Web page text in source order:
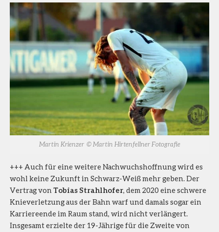
Martin Krienzer © Martin Hirtenfellner Fotografie
+++ Auch für eine weitere Nachwuchshoffnung wird es
wohl keine Zukunft in Schwarz-Weiß mehr geben. Der
Vertrag von Tobias Strahlhofer, dem 2020 eine schwere
Knieverletzung aus der Bahn warf und damals sogar ein
Karriereende im Raum stand, wird nicht verlängert.
Insgesamt erzielte der 19-Jährige für die Zweite von